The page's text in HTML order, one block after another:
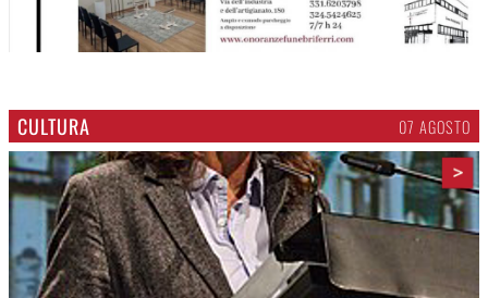
CULTURA 07 AGOSTO
>